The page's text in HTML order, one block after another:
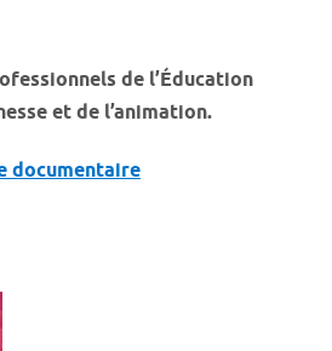
de l’Éducation
et de l’animation.
documentaire